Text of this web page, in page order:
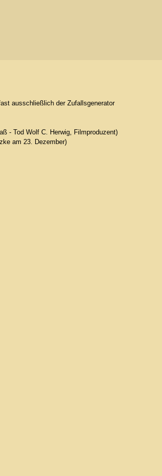
ausschließlich der Zufallsgenerator
- Tod Wolf C. Herwig, Filmproduzent)
am 23. Dezember)